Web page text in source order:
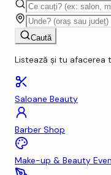
Caută
Listează și tu afacerea
Saloane Beauty
Barber Shop
Make-up & Beauty